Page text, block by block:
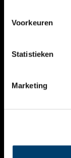
Voorkeuren
Statistieken
Marketing
KALENDER
THEMA’S
VIDEO’S
CONTACT